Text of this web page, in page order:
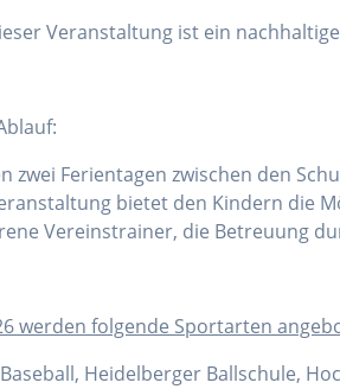
Veranstaltung ist ein
zwei Ferientagen zwischen den
bietet den Kindern die
Vereinstrainer, die Betreuung
werden folgende Sportarten
Heidelberger Ballschule,